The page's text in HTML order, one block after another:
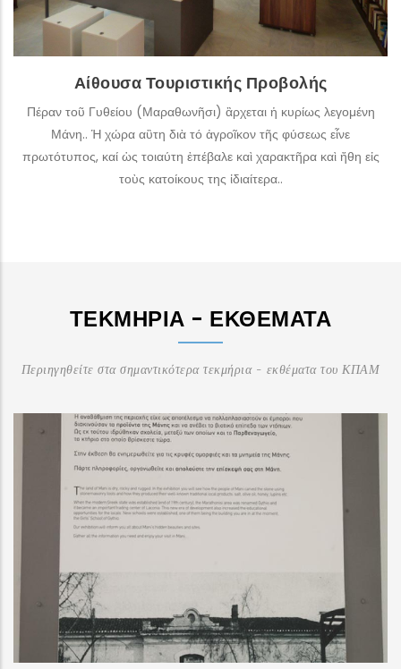
Αίθουσα Τουριστικής Προβολής
Πέραν τοῦ Γυθείου (Μαραθωνῆσι) ἂρχεται ἡ κυρίως λεγομένη
Μάνη.. Ἡ χώρα αὓτη διὰ τό ἀγροῖκον τῆς φύσεως εἶνε
πρωτότυπος, καί ὡς τοιαύτη ἐπέβαλε καὶ χαρακτῆρα καὶ ἤθη εἰς
τοὺς κατοίκους της ἰδιαίτερα..
τρέχοντα πολιτιστικά δρώμενα, τις τουριστικές επιχειρήσεις
της περιοχής και τη γαστρονομία της Μάνης.
ΠΕΡΙΣΣΌΤΕΡΑ
ΤΕΚΜΉΡΙΑ - ΕΚΘΈΜΑΤΑ
Περιηγηθείτε στα σημαντικότερα τεκμήρια - εκθέματα του ΚΠΑΜ